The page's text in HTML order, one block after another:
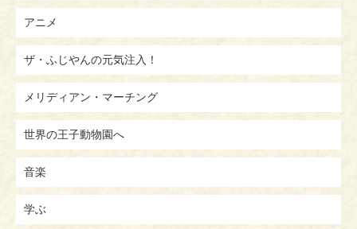
アニメ
ザ・ふじやんの元気注入！
メリディアン・マーチング
世界の王子動物園へ
音楽
学ぶ